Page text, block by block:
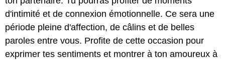
d'intimité et de connexion émotionnelle. Ce sera une
période pleine d'affection, de câlins et de belles
paroles entre vous. Profite de cette occasion pour
exprimer tes sentiments et montrer à ton amoureux à